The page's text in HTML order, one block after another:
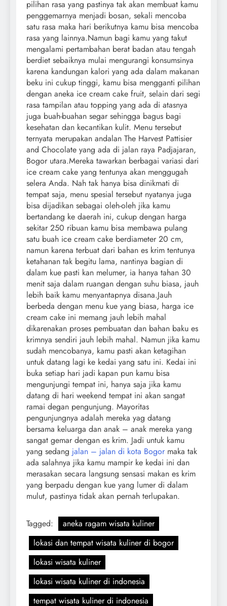
pilihan rasa yang pastinya tak akan membuat kamu
penggemarnya menjadi bosan, sekali mencoba
satu rasa maka hari berikutnya kamu bisa mencoba
rasa yang lainnya.Namun bagi kamu yang takut
mengalami pertambahan berat badan atau tengah
berdiet sebaiknya mulai mengurangi konsumsinya
karena kandungan kalori yang ada dalam makanan
beku ini cukup tinggi, kamu bisa mengganti pilihan
dengan aneka ice cream cake fruit, selain dari segi
rasa tampilan atau topping yang ada di atasnya
juga buah-buahan segar sehingga bagus bagi
kesehatan dan kecantikan kulit. Menu tersebut
ternyata merupakan andalan The Harvest Pattisier
and Chocolate yang ada di jalan raya Padjajaran,
Bogor utara.Mereka tawarkan berbagai variasi dari
ice cream cake yang tentunya akan menggugah
selera Anda. Nah tak hanya bisa dinikmati di
tempat saja, menu spesial tersebut nyatanya juga
bisa dijadikan sebagai oleh-oleh jika kamu
bertandang ke daerah ini, cukup dengan harga
sekitar 250 ribuan kamu bisa membawa pulang
satu buah ice cream cake berdiameter 20 cm,
namun karena terbuat dari bahan es krim tentunya
ketahanan tak begitu lama, nantinya bagian di
dalam kue pasti kan melumer, ia hanya tahan 30
menit saja dalam ruangan dengan suhu biasa, jauh
lebih baik kamu menyantapnya disana.Jauh
berbeda dengan menu kue yang biasa, harga ice
cream cake ini memang jauh lebih mahal
dikarenakan proses pembuatan dan bahan baku es
krimnya sendiri jauh lebih mahal. Namun jika kamu
sudah mencobanya, kamu pasti akan ketagihan
untuk datang lagi ke kedai yang satu ini. Kedai ini
buka setiap hari jadi kapan pun kamu bisa
mengunjungi tempat ini, hanya saja jika kamu
datang di hari weekend tempat ini akan sangat
ramai degan pengunjung. Mayoritas
pengunjungnya adalah mereka yag datang
bersama keluarga dan anak – anak mereka yang
sangat gemar dengan es krim. Jadi untuk kamu
yang sedang jalan – jalan di kota Bogor maka tak
ada salahnya jika kamu mampir ke kedai ini dan
merasakan secara langsung sensasi makan es krim
yang berpadu dengan kue yang lumer di dalam
mulut, pastinya tidak akan pernah terlupakan.
Tagged:
aneka ragam wisata kuliner
lokasi dan tempat wisata kuliner di bogor
lokasi wisata kuliner
lokasi wisata kuliner di indonesia
tempat wisata kuliner di indonesia